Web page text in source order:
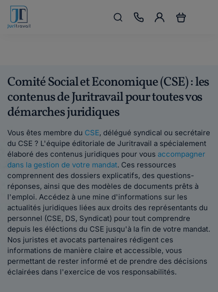
Comité Social et Economique (CSE) : les
contenus de Juritravail pour toutes vos
démarches juridiques
Vous êtes membre du CSE, délégué syndical ou secrétaire
du CSE ? L'équipe éditoriale de Juritravail a spécialement
élaboré des contenus juridiques pour vous accompagner
dans la gestion de votre mandat. Ces ressources
comprennent des dossiers explicatifs, des questions-
réponses, ainsi que des modèles de documents prêts à
l'emploi. Accédez à une mine d'informations sur les
actualités juridiques liées aux droits des représentants du
personnel (CSE, DS, Syndicat) pour tout comprendre
depuis les éléctions du CSE jusqu'à la fin de votre mandat.
Nos juristes et avocats partenaires rédigent ces
informations de manière claire et accessible, vous
permettant de rester informé et de prendre des décisions
éclairées dans l'exercice de vos responsabilités.